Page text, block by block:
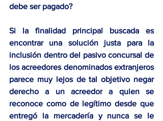
debe ser pagado?
Si la finalidad principal buscada es
encontrar una solución justa para la
inclusión dentro del pasivo concursal de
los acreedores denominados extranjeros
parece muy lejos de tal objetivo negar
derecho a un acreedor a quien se
reconoce como de legítimo desde que
entregó la mercadería y nunca se le